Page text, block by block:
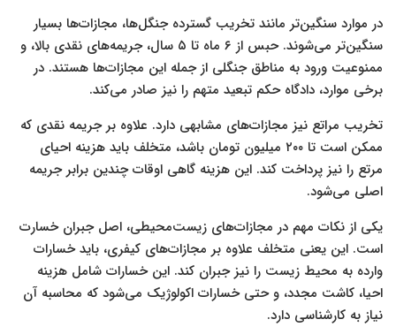
در موارد سنگین‌تر مانند تخریب گسترده جنگل‌ها، مجازات‌ها بسیار
سنگین‌تر می‌شوند. حبس از ۶ ماه تا ۵ سال، جریمه‌های نقدی بالا، و
ممنوعیت ورود به مناطق جنگلی از جمله این مجازات‌ها هستند. در
برخی موارد، دادگاه حکم تبعید متهم را نیز صادر می‌کند.
تخریب مراتع نیز مجازات‌های مشابهی دارد. علاوه بر جریمه نقدی که
ممکن است تا ۲۰۰ میلیون تومان باشد، متخلف باید هزینه احیای
مرتع را نیز پرداخت کند. این هزینه گاهی اوقات چندین برابر جریمه
اصلی می‌شود.
یکی از نکات مهم در مجازات‌های زیست‌محیطی، اصل جبران خسارت
است. این یعنی متخلف علاوه بر مجازات‌های کیفری، باید خسارات
وارده به محیط زیست را نیز جبران کند. این خسارات شامل هزینه
احیا، کاشت مجدد، و حتی خسارات اکولوژیک می‌شود که محاسبه آن
نیاز به کارشناسی دارد.